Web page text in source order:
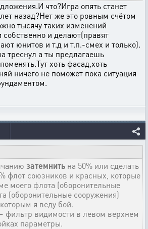
что?Игра опять станет
назад?Нет же это ровным счётом
тысячу таких изменений
собственно и делают(правят
юнитов и т.д и т.п.-смех и только).
треснул а ты предлагаешь
хоть фасад,хоть
ничего не поможет пока ситуация
затемнить на 50% или сделать
флот союзников и красных, которые
моего флота (оборонительные
(оборонительные сооружения)
я веду бой.
фильтр видимости в левом верхнем
параметры.